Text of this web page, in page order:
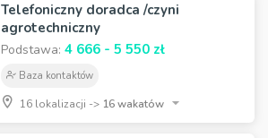
Telefoniczny doradca /czyni
agrotechniczny
Podstawa: 4 666 - 5 550 zł
Baza kontaktów
16 lokalizacji -> 16 wakatów